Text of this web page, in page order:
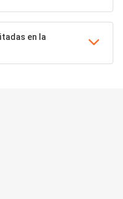
en la